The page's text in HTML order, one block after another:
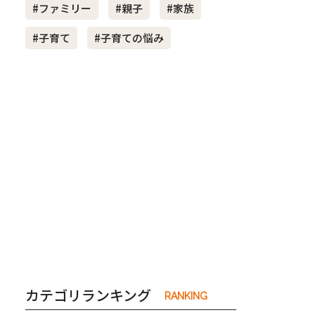
夫婦 #産休
#ファミリー
#親子
#家族
#子育て
#子育ての悩み
カテゴリランキング RANKING